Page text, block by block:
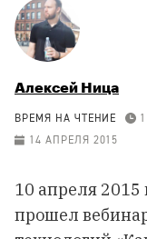
Алексей Ница
ВРЕМЯ НА ЧТЕНИЕ
14 АПРЕЛЯ 2015
10 апреля 2015
прошел